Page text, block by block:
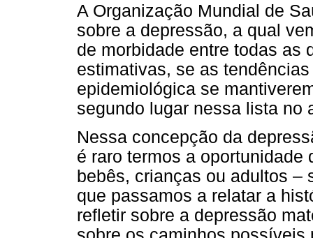
A Organização Mundial de
sobre a depressão, a qual
de morbidade entre todas as
estimativas, se as
epidemiológica se
segundo lugar nessa lista no
Nessa concepção da
é raro termos a
bebês, crianças ou adultos –
que passamos a relatar a
refletir sobre a depressão